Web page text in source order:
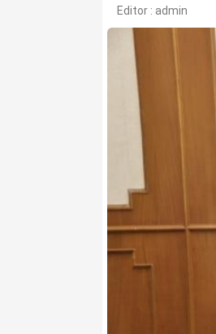
Editor : admin